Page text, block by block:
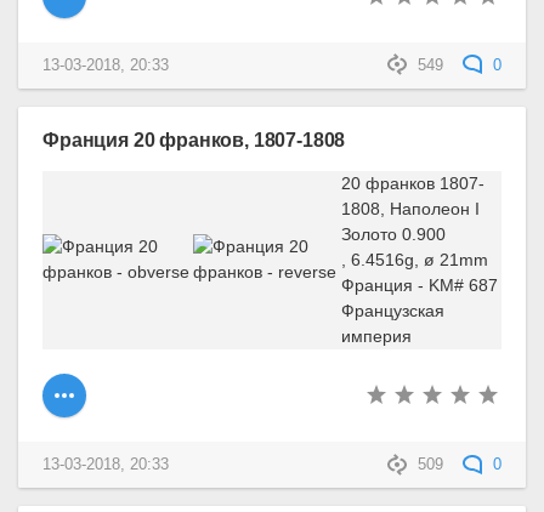
549 0
13-03-2018, 20:33
Франция 20 франков, 1807-1808
20 франков 1807-
1808, Наполеон I
Золото 0.900
, 6.4516g, ø 21mm
Франция - KM# 687
Французская
империя
509 0
13-03-2018, 20:33